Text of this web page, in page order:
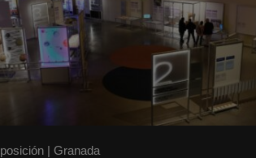
| Granada